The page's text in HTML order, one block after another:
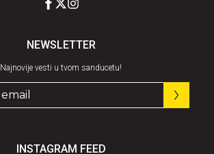
NEWSLETTER
Najnovije vesti u tvom sanducetu!
INSTAGRAM FEED